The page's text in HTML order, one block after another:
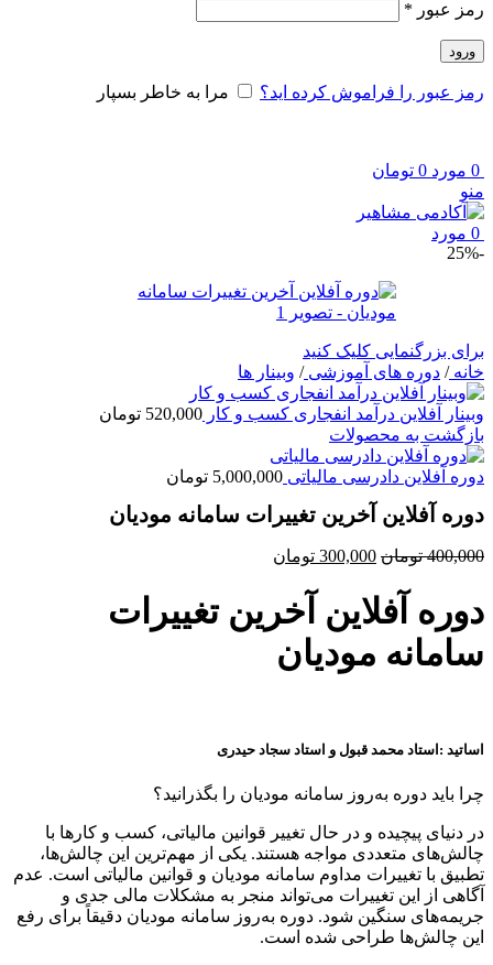
رمز عبور *
ورود
رمز عبور را فراموش کرده اید؟ مرا به خاطر بسپار
0 مورد 0 تومان
منو
0 مورد
-25%
برای بزرگنمایی کلیک کنید
خانه/ دوره های آموزشی/ وبینار ها
وبینار آفلاین درآمد انفجاری کسب و کار 520,000 تومان
بازگشت به محصولات
دوره آفلاین دادرسی مالیاتی 5,000,000 تومان
دوره آفلاین آخرین تغییرات سامانه مودیان
400,000 تومان قیمت
400,000 تومان
بود.
300,000 تومان
است.
دوره آفلاین آخرین تغییرات
سامانه مودیان
اساتید :استاد محمد قبول و استاد سجاد حیدری
چرا باید دوره به‌روز سامانه مودیان را بگذرانید؟
در دنیای پیچیده و در حال تغییر قوانین مالیاتی، کسب و کارها با
چالش‌های متعددی مواجه هستند. یکی از مهم‌ترین این چالش‌ها،
تطبیق با تغییرات مداوم سامانه مودیان و قوانین مالیاتی است. عدم
آگاهی از این تغییرات می‌تواند منجر به مشکلات مالی جدی و
جریمه‌های سنگین شود. دوره به‌روز سامانه مودیان دقیقاً برای رفع
این چالش‌ها طراحی شده است.